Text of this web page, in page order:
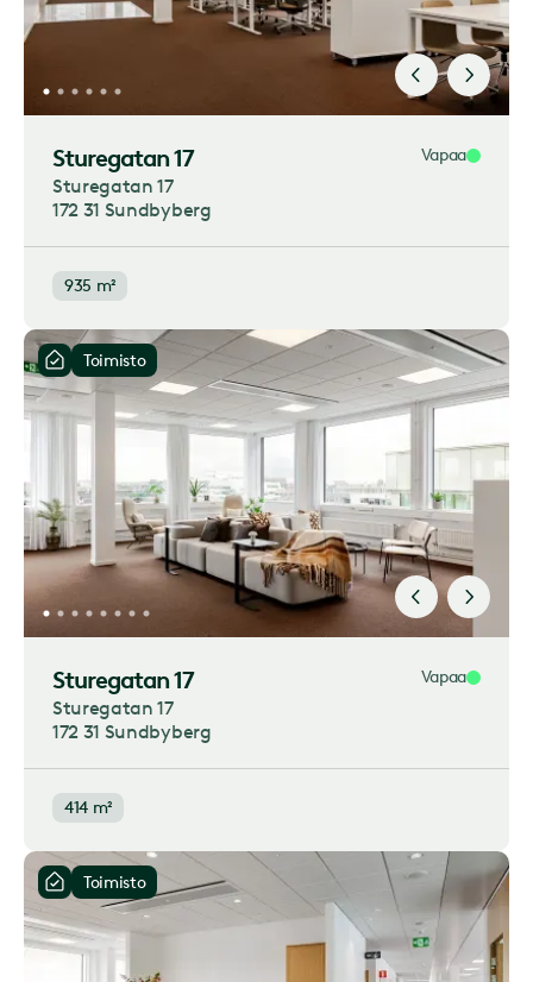
Sturegatan 17 Vapaa
Sturegatan 17
172 31 Sundbyberg
935 m²
Toimisto
Sturegatan 17 Vapaa
Sturegatan 17
172 31 Sundbyberg
414 m²
Toimisto